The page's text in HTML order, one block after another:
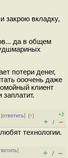
закрою вкладку,
да в общем
потери денег,
ооочень даже
клиент
заплатит.
[ответить][↑]
+2
+ / –
технологии.
]
+ / –